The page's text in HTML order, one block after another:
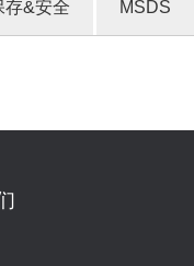
存&安全 MSDS